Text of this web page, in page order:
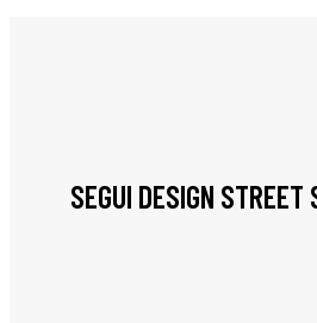
SEGUI DESIGN STREET